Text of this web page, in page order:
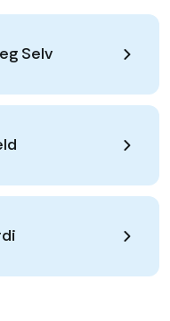
Selv